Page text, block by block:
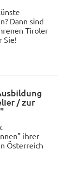
Dann sind
Tiroler
Sie!
/ zur
ihrer
Österreich